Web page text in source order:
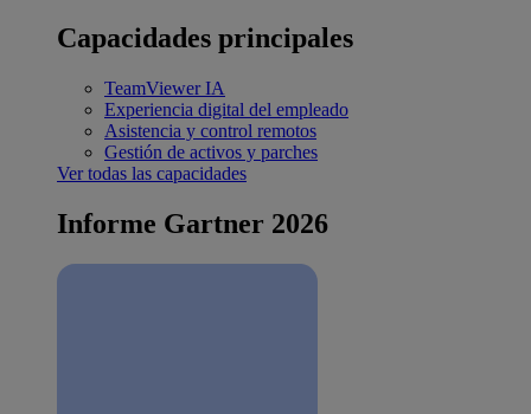
Capacidades principales
TeamViewer IA
Experiencia digital del empleado
Asistencia y control remotos
Gestión de activos y parches
Ver todas las capacidades
Informe Gartner 2026